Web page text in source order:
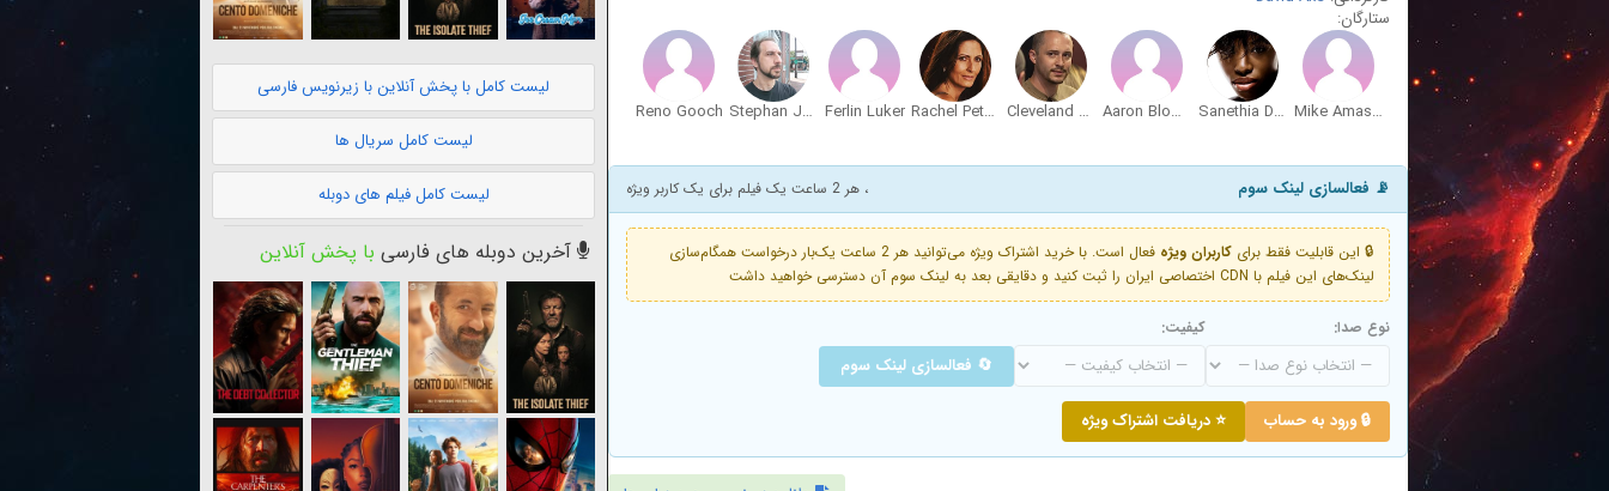
ستارگان:
Mike Amason
Sanethia Dresch
Aaron Blomberg
Cleveland Langdale
Rachel Petsiavas
Ferlin Luker
Stephan Jensen
Reno Gooch
📡 فعالسازی لینک سوم ، هر 2 ساعت یک فیلم برای یک کاربر ویژه
🔒 این قابلیت فقط برای کاربران ویژه
فعال است. با خرید اشتراک ویژه می‌توانید هر 2 ساعت یک‌بار درخواست همگام‌سازی
لینک‌های این فیلم با CDN اختصاصی ایران را ثبت کنید و دقایقی بعد به لینک سوم آن دسترسی خواهید داشت
نوع صدا: کیفیت:
🔄 فعالسازی لینک سوم
🔒 ورود به حساب ⭐ دریافت اشتراک ویژه
لیست کامل با پخش آنلاین با زیرنویس فارسی
لیست کامل سریال ها
لیست کامل فیلم های دوبله
آخرین دوبله های فارسی با پخش آنلاین